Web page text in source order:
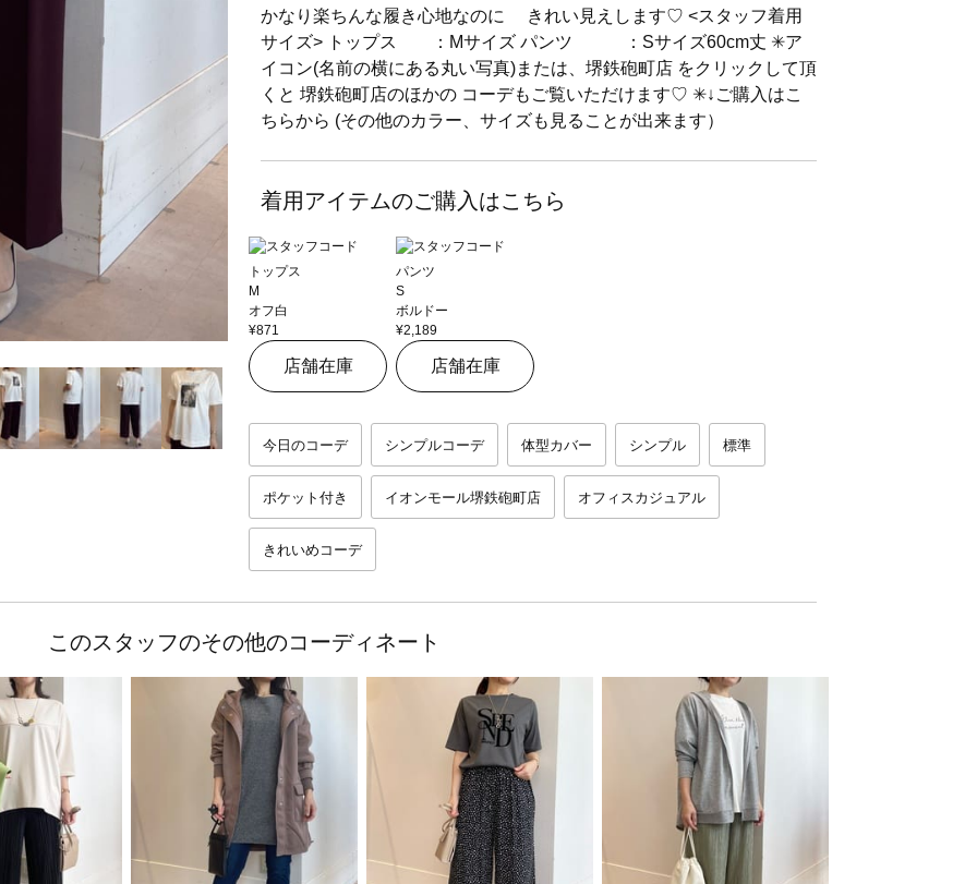
かなり楽ちんな履き心地なのに きれい見えします♡ <スタッフ着用
サイズ> トップス ：Мサイズ パンツ ：Sサイズ60cm丈 ✳ア
イコン(名前の横にある丸い写真)または、堺鉄砲町店 をクリックして頂
くと 堺鉄砲町店のほかの コーデもご覧いただけます♡ ✳↓ご購入はこ
ちらから (その他のカラー、サイズも見ることが出来ます）
着用アイテムのご購入はこちら
トップス
M
オフ白
¥871
店舗在庫
パンツ
S
ボルドー
¥2,189
店舗在庫
今日のコーデ シンプルコーデ 体型カバー シンプル 標準
ポケット付き イオンモール堺鉄砲町店 オフィスカジュアル
きれいめコーデ
このスタッフのその他のコーディネート